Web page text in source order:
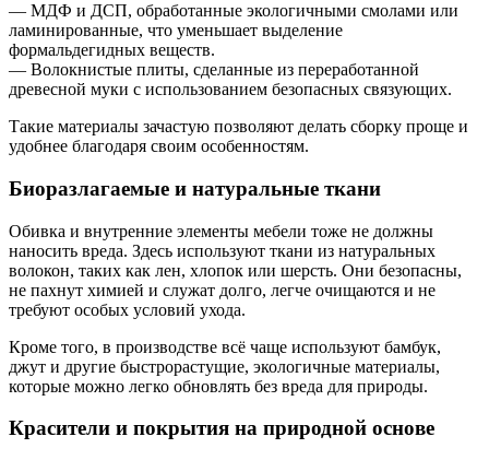
— МДФ и ДСП, обработанные экологичными смолами или
ламинированные, что уменьшает выделение
формальдегидных веществ.
— Волокнистые плиты, сделанные из переработанной
древесной муки с использованием безопасных связующих.
Такие материалы зачастую позволяют делать сборку проще и
удобнее благодаря своим особенностям.
Биоразлагаемые и натуральные ткани
Обивка и внутренние элементы мебели тоже не должны
наносить вреда. Здесь используют ткани из натуральных
волокон, таких как лен, хлопок или шерсть. Они безопасны,
не пахнут химией и служат долго, легче очищаются и не
требуют особых условий ухода.
Кроме того, в производстве всё чаще используют бамбук,
джут и другие быстрорастущие, экологичные материалы,
которые можно легко обновлять без вреда для природы.
Красители и покрытия на природной основе